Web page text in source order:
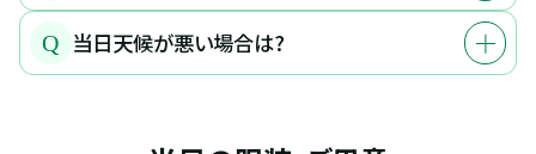
Q 当日天候が悪い場合は?